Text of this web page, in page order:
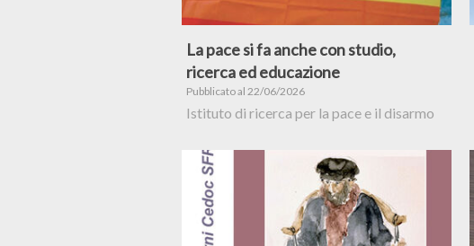
La pace si fa anche con studio,
ricerca ed educazione
Pubblicato al 22/06/2026
Istituto di ricerca per la pace e il disarmo